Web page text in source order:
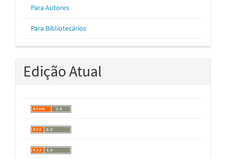
Para Autores
Para Bibliotecários
Edição Atual